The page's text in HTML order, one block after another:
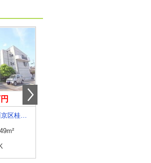
京都府京都市西京区桂芝ノ下町